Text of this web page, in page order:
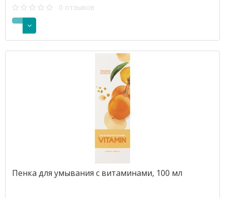
0 отзывов
Пенка для умывания с витаминами, 100 мл